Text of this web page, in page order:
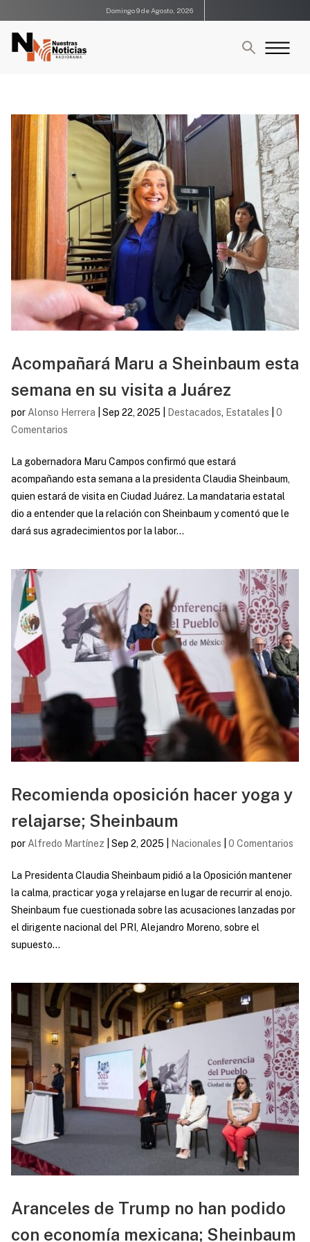
Domingo 9 de Agosto, 2026
Acompañará Maru a Sheinbaum esta
semana en su visita a Juárez
porAlonso Herrera Sep 22, 2025 Destacados, Estatales
0
Comentarios
La gobernadora Maru Campos confirmó que estará
acompañando esta semana a la presidenta Claudia Sheinbaum,
quien estará de visita en Ciudad Juárez. La mandataria estatal
dio a entender que la relación con Sheinbaum y comentó que le
dará sus agradecimientos por la labor...
Recomienda oposición hacer yoga y
relajarse; Sheinbaum
porAlfredo Martínez Sep 2, 2025 Nacionales 0 Comentarios
La Presidenta Claudia Sheinbaum pidió a la Oposición mantener
la calma, practicar yoga y relajarse en lugar de recurrir al enojo.
Sheinbaum fue cuestionada sobre las acusaciones lanzadas por
el dirigente nacional del PRI, Alejandro Moreno, sobre el
supuesto...
Aranceles de Trump no han podido
con economía mexicana; Sheinbaum